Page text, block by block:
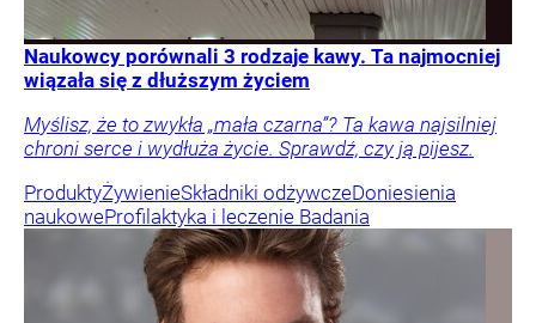
Naukowcy porównali 3 rodzaje kawy. Ta najmocniej
wiązała się z dłuższym życiem
Myślisz, że to zwykła „mała czarna”? Ta kawa najsilniej
chroni serce i wydłuża życie. Sprawdź, czy ją pijesz.
ProduktyŻywienieSkładniki odżywczeDoniesienia
naukoweProfilaktyka i leczenie Badania